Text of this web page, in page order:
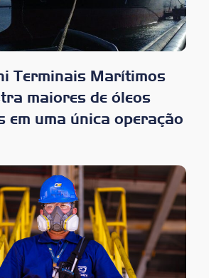
Terminais Marítimos
maiores de óleos
em uma única operação